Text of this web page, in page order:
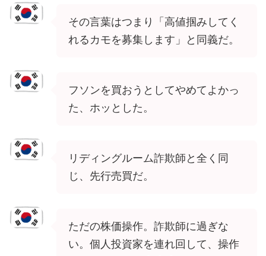
その言葉はつまり「高値掴みしてく
れるカモを募集します」と同義だ。
フソンを買おうとしてやめてよかっ
た、ホッとした。
リディングルーム詐欺師と全く同
じ、先行売買だ。
ただの株価操作。詐欺師に過ぎな
い。個人投資家を連れ回して、操作